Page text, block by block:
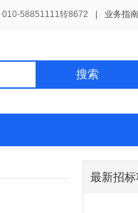
010-58851111转8672 业务指南
搜索
最新招标